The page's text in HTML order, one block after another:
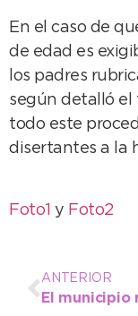
En el caso de
de edad es
los padres
según detalló el
todo este
disertantes a la
Foto1 y Foto2
ANTERIOR